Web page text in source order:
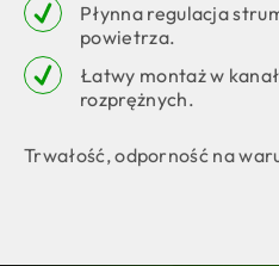
Płynna regulacja
powietrza.
Łatwy montaż w
rozprężnych.
Trwałość, odporność na